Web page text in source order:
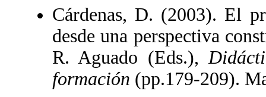
Cárdenas, D. (2003). El
desde una perspectiva
R. Aguado (Eds.),
formación (pp.179-209).